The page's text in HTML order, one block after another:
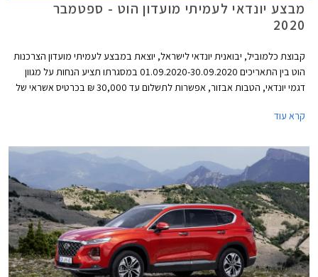
מבצע יונדאי לעמיתי מועדון הוט - ספטמבר
2020
קבוצת כלמוביל, יבואנית יונדאי לישראל, יוצאת במבצע לעמיתי מועדון הצרכנות
הוט בין התאריכים 01.09.2020-30.09.2020 במסגרתו תציע הנחות על מגוון
דגמי יונדאי, הטבות אבזור, אפשרות לתשלום עד 30,000 ₪ בכרטיס אשראי של
מרכזי המכירה של יונדאי הפרושים ברחבי הארץ.
קרא עוד